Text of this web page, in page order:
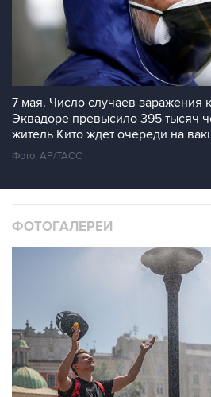
7 мая. Число случаев заражения
Эквадоре превысило 395 тысяч
житель Кито ждет очереди на
Фото: АР/ТАСС
ФОТОГАЛЕРЕИ